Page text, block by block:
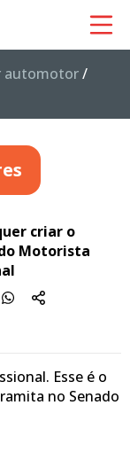
automotor/
criar o
Motorista
Esse é o
no Senado